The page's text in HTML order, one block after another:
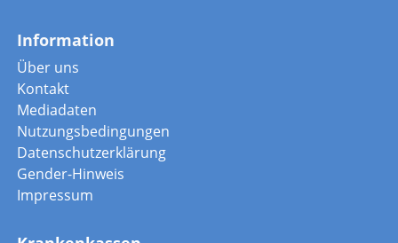
Information
Über uns
Kontakt
Mediadaten
Nutzungsbedingungen
Datenschutzerklärung
Gender-Hinweis
Impressum